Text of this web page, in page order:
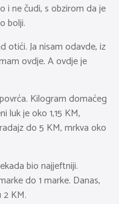
i ne čudi, s obzirom da je
bolji.
otići. Ja nisam odavde, iz
ovdje. A ovdje je
Kilogram domaćeg
luk je oko 1,15 KM,
do 5 KM, mrkva oko
bio najjeftniji.
do 1 marke. Danas,
KM.